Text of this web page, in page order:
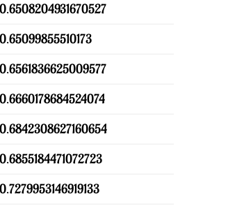
0.6508204931670527
0.65099855510173
0.6561836625009577
0.6660178684524074
0.6842308627160654
0.6855184471072723
0.7279953146919133